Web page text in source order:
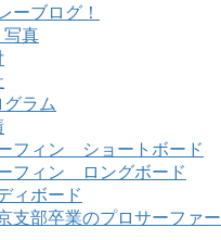
ーブログ！
真
ラム
フィン ショートボード
フィン ロングボード
ィボード
支部卒業のプロサーファー